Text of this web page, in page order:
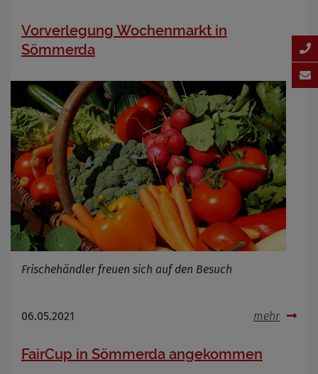
Vorverlegung Wochenmarkt in
Sömmerda
Frischehändler freuen sich auf den Besuch
06.05.2021 mehr
FairCup in Sömmerda angekommen